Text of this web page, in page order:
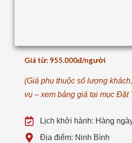
Giá từ: 955.000đ/người
(Giá phụ thuộc số lượng
vụ – xem bảng giá tại mục Đặt
Lịch khởi hành: Hàng
Địa điểm: Ninh Bình